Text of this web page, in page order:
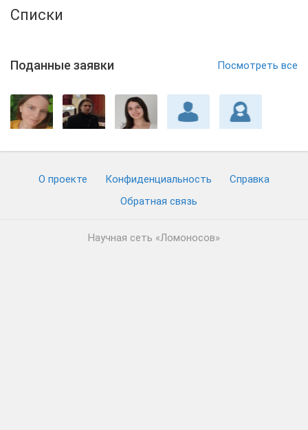
Списки
Поданные заявки Посмотреть все
О проекте Конфиденциальность
Cправка
Обратная связь
Научная сеть «Ломоносов»